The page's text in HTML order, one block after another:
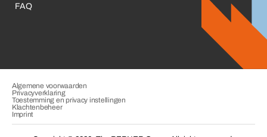
FAQ
Algemene voorwaarden
Privacyverklaring
Toestemming en privacy instellingen
Klachtenbeheer
Imprint